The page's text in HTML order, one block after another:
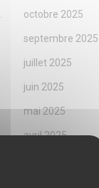
octobre 2025
septembre 2025
juillet 2025
juin 2025
mai 2025
avril 2025